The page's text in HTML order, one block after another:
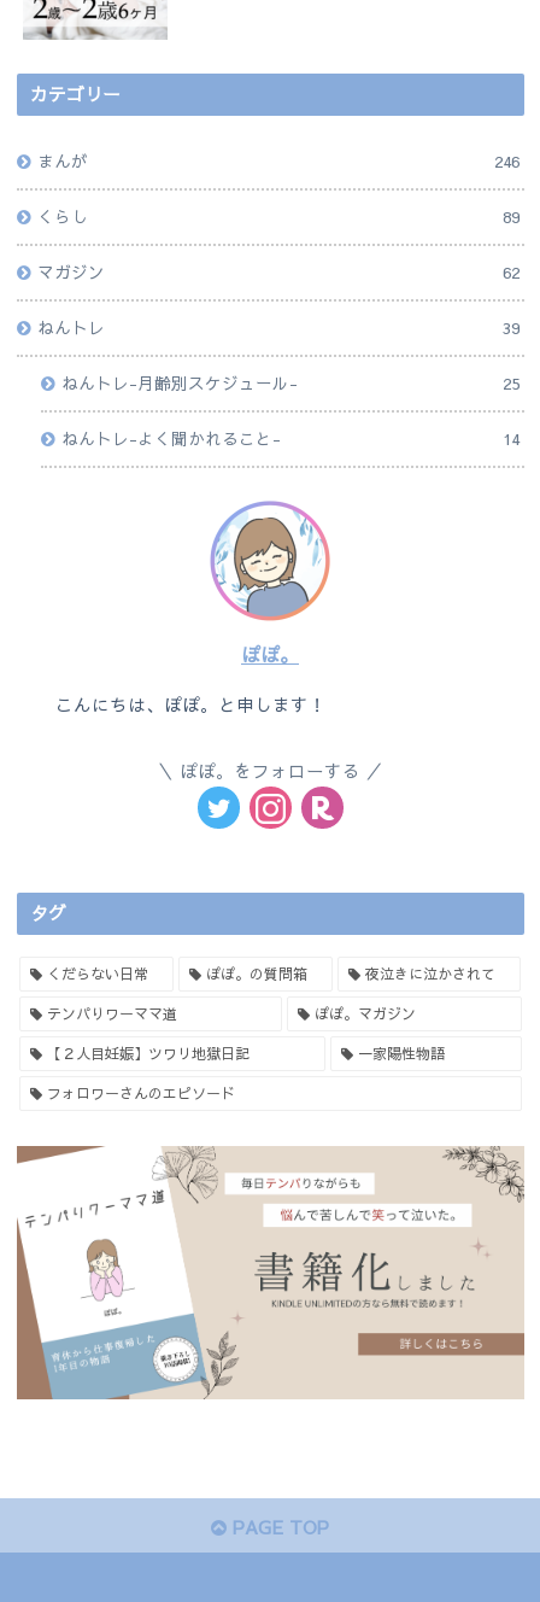
カテゴリー
まんが 246
くらし 89
マガジン 62
ねんトレ 39
ねんトレ-月齢別スケジュール- 25
ねんトレ-よく聞かれること- 14
ぽぽ。
こんにちは、ぽぽ。と申します！
ぽぽ。をフォローする
タグ
くだらない日常 ぽぽ。の質問箱 夜泣きに泣かされて
テンパりワーママ道 ぽぽ。マガジン
【２人目妊娠】ツワリ地獄日記 一家陽性物語
フォロワーさんのエピソード
PAGE TOP